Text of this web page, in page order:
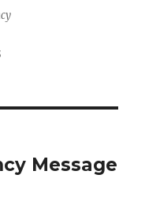
Message